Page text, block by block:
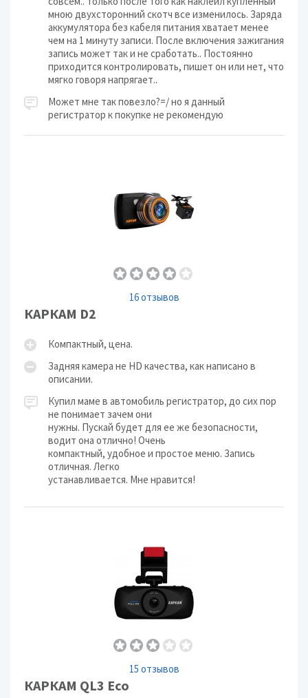
мною двухсторонний скотч все изменилось. Заряда
аккумулятора без кабеля питания хватает менее
чем на 1 минуту записи. После включения зажигания
запись может так и не сработать.. Постоянно
приходится контролировать, пишет он или нет, что
мягко говоря напрягает..
Может мне так повезло?=/ но я данный
регистратор к покупке не рекомендую
16 отзывов
КАРКАМ D2
Компактный, цена.
Задняя камера не HD качества, как написано в
описании.
Купил маме в автомобиль регистратор, до сих пор
не понимает зачем они
нужны. Пускай будет для ее же безопасности,
водит она отлично! Очень
компактный, удобное и простое меню. Запись
отличная. Легко
устанавливается. Мне нравится!
15 отзывов
КАРКАМ QL3 Eco